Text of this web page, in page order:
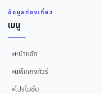
ข้อมูลท่องเที่ยว
เมนู
หน้าหลัก
แพ็คเกจทัวร์
โปรโมชั่น